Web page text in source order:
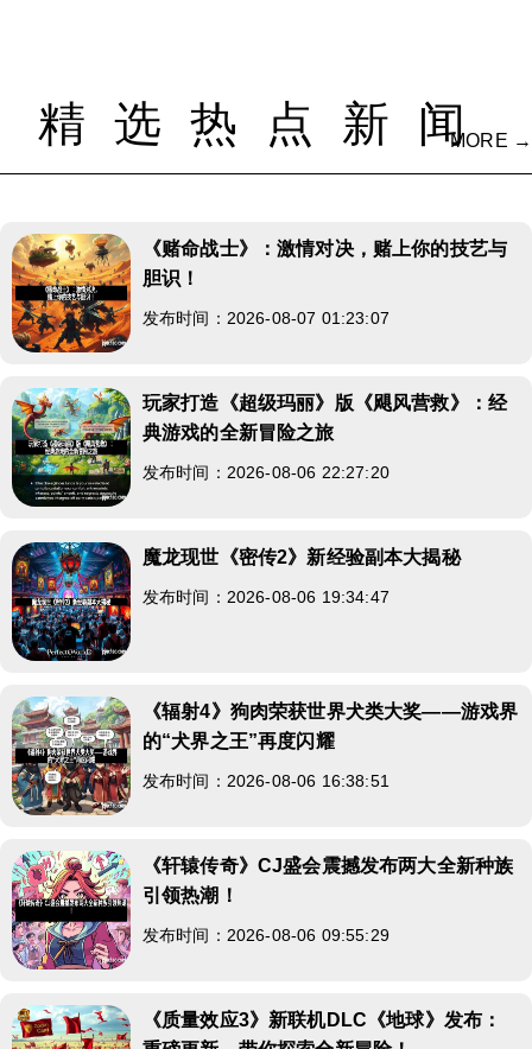
精选热点新闻
MORE →
《赌命战士》：激情对决，赌上你的技艺与
胆识！
发布时间：2026-08-07 01:23:07
玩家打造《超级玛丽》版《飓风营救》：经
典游戏的全新冒险之旅
发布时间：2026-08-06 22:27:20
魔龙现世《密传2》新经验副本大揭秘
发布时间：2026-08-06 19:34:47
《辐射4》狗肉荣获世界犬类大奖——游戏界
的“犬界之王”再度闪耀
发布时间：2026-08-06 16:38:51
《轩辕传奇》CJ盛会震撼发布两大全新种族
引领热潮！
发布时间：2026-08-06 09:55:29
《质量效应3》新联机DLC《地球》发布：